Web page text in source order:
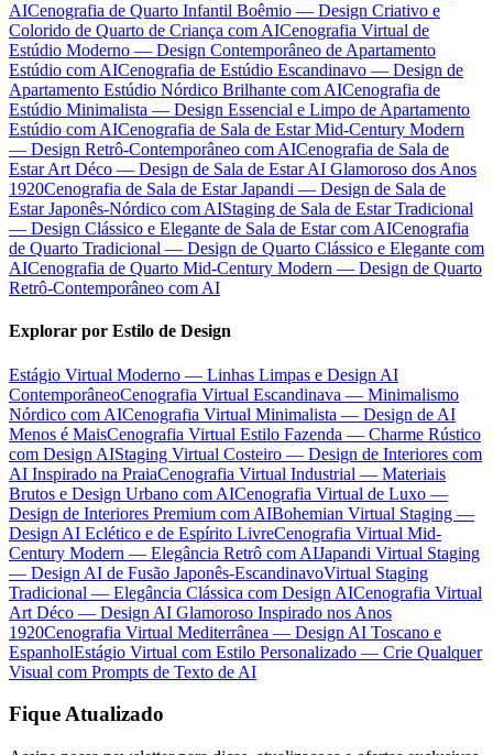
AICenografia de Quarto Infantil Boêmio — Design Criativo e
Colorido de Quarto de Criança com AICenografia Virtual de
Estúdio Moderno — Design Contemporâneo de Apartamento
Estúdio com AICenografia de Estúdio Escandinavo — Design de
Apartamento Estúdio Nórdico Brilhante com AICenografia de
Estúdio Minimalista — Design Essencial e Limpo de Apartamento
Estúdio com AICenografia de Sala de Estar Mid-Century Modern
— Design Retrô-Contemporâneo com AICenografia de Sala de
Estar Art Déco — Design de Sala de Estar AI Glamoroso dos Anos
1920Cenografia de Sala de Estar Japandi — Design de Sala de
Estar Japonês-Nórdico com AIStaging de Sala de Estar Tradicional
— Design Clássico e Elegante de Sala de Estar com AICenografia
de Quarto Tradicional — Design de Quarto Clássico e Elegante com
AICenografia de Quarto Mid-Century Modern — Design de Quarto
Retrô-Contemporâneo com AI
Explorar por Estilo de Design
Estágio Virtual Moderno — Linhas Limpas e Design AI
ContemporâneoCenografia Virtual Escandinava — Minimalismo
Nórdico com AICenografia Virtual Minimalista — Design de AI
Menos é MaisCenografia Virtual Estilo Fazenda — Charme Rústico
com Design AIStaging Virtual Costeiro — Design de Interiores com
AI Inspirado na PraiaCenografia Virtual Industrial — Materiais
Brutos e Design Urbano com AICenografia Virtual de Luxo —
Design de Interiores Premium com AIBohemian Virtual Staging —
Design AI Eclético e de Espírito LivreCenografia Virtual Mid-
Century Modern — Elegância Retrô com AIJapandi Virtual Staging
— Design AI de Fusão Japonês-EscandinavoVirtual Staging
Tradicional — Elegância Clássica com Design AICenografia Virtual
Art Déco — Design AI Glamoroso Inspirado nos Anos
1920Cenografia Virtual Mediterrânea — Design AI Toscano e
EspanholEstágio Virtual com Estilo Personalizado — Crie Qualquer
Visual com Prompts de Texto de AI
Fique Atualizado